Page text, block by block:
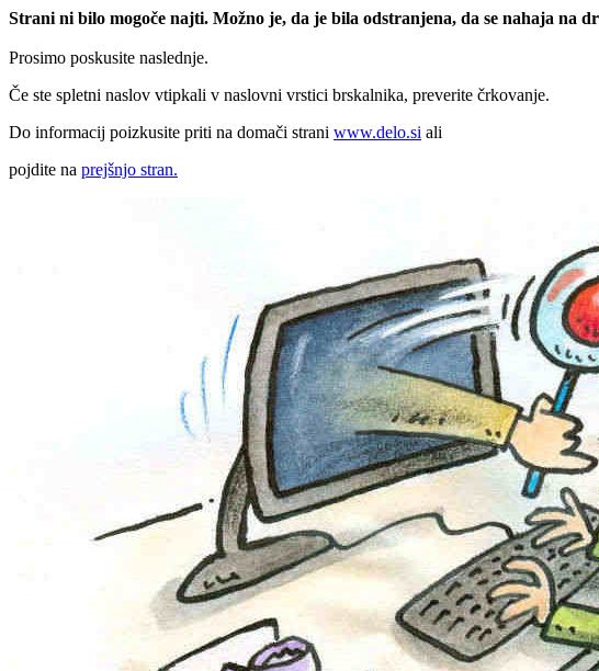
Strani ni bilo mogoče najti. Možno je, da je bila odstranjena, da se nahaja na
Prosimo poskusite naslednje.
Če ste spletni naslov vtipkali v naslovni vrstici brskalnika, preverite črkovanje.
Do informacij poizkusite priti na domači strani www.delo.si ali
pojdite na prejšnjo stran.